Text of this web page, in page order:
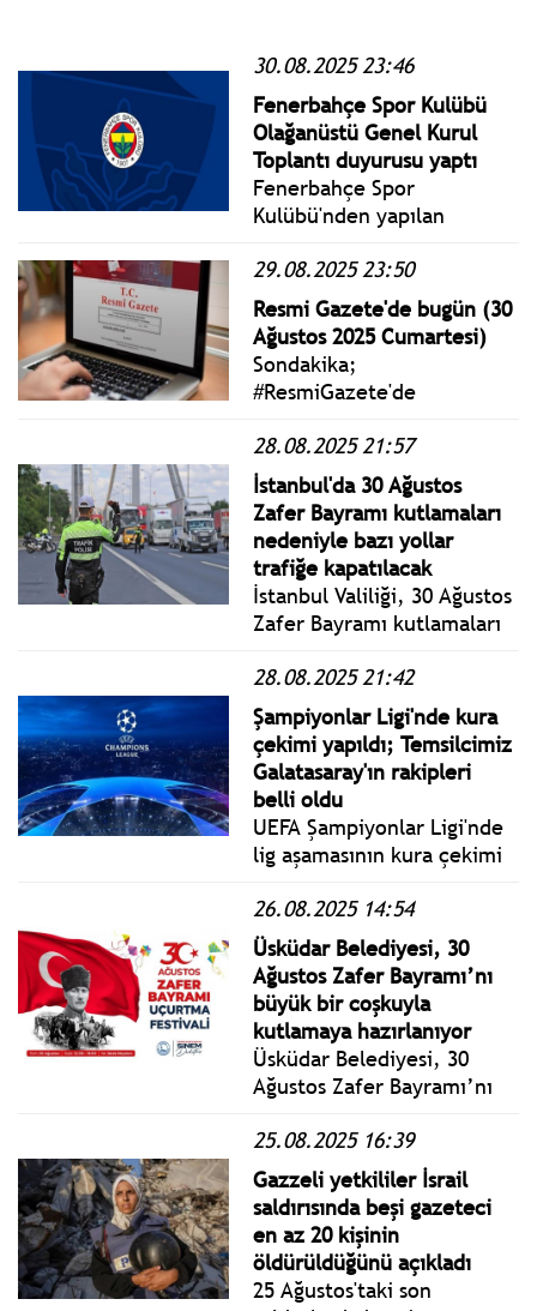
30.08.2025 23:46
Fenerbahçe Spor Kulübü
Olağanüstü Genel Kurul
Toplantı duyurusu yaptı
Fenerbahçe Spor
Kulübü'nden yapılan
Olağanüstü Genel Kurul
Toplantısı, aşağıda
belirtilen gündem
maddelerini görüşmek
üzere, 13-14 Eylül 2025
tarihlerinde, saat 10.30’da
Kenan Evren Lisesi
arsasında yapılacak.
29.08.2025 23:50
Resmi Gazete'de bugün (30
Ağustos 2025 Cumartesi)
Sondakika;
#ResmiGazete'de
Cumartesi yönetmelik,
genelge ve tebliğler
takip edebilirsiniz.
28.08.2025 21:57
İstanbul'da 30 Ağustos
Zafer Bayramı kutlamaları
nedeniyle bazı yollar
trafiğe kapatılacak
İstanbul Valiliği, 30 Ağustos
Zafer Bayramı kutlamaları
kapatılacak yolları ve
alternatif güzergâhları
duyurdu.
28.08.2025 21:42
Şampiyonlar Ligi'nde kura
çekimi yapıldı; Temsilcimiz
Galatasaray'ın rakipleri
belli oldu
UEFA Şampiyonlar Ligi'nde
lig aşamasının kura çekimi
2026'da oynanacak.
Temsilcimiz Galatasaray 4.
torbada: Liverpool,
Manchester City (D),
Atletico Madrid, Eintracht
Frankfurt (D), Bodo/Glimt,
Ajax (D), Union SG,
Monaco (D)
26.08.2025 14:54
Üsküdar Belediyesi, 30
Ağustos Zafer Bayramı’nı
büyük bir coşkuyla
kutlamaya hazırlanıyor
Üsküdar Belediyesi, 30
Ağustos Zafer Bayramı’nı
kutlamaya hazırlanıyor.
Tüm Üsküdar’ı kapsayacak
etkinliklerle dolu bu özel
günde, hem gündüz hem
de akşam saatlerinde
birbirinden renkli
25.08.2025 16:39
Gazzeli yetkililer İsrail
saldırısında beşi gazeteci
en az 20 kişinin
öldürüldüğünü açıkladı
25 Ağustos'taki son